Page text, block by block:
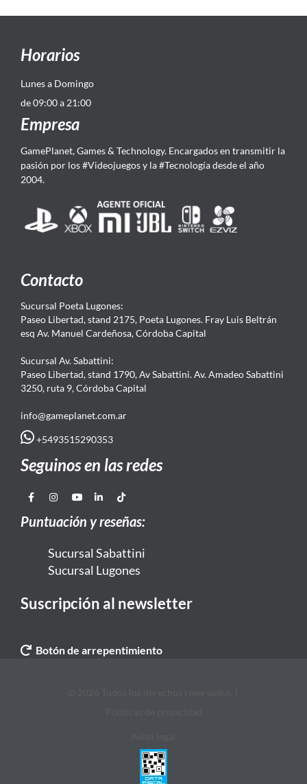
Horarios
Lunes a Domingo
de 09:00 a 21:00
Empresa
GamePlanet, Games & Technology. Encargados en transmitir la
pasión por los #Videojuegos y la #Tecnología desde el año
2004.
Contacto
Sucursal Poeta Lugones:
Paseo Libertad, stand 2175, Poeta Lugones. Fray Luis Beltrán
esq Av. Manuel Cardeñosa, Córdoba Capital
Sucursal Av. Sabattini:
Paseo Libertad, stand 1790, Av Sabattini. Av. Amadeo Sabattini
3250, ruta 9, Córdoba Capital
info@gameplanet.com.ar
+5493515290353
Seguinos en las redes
Puntuación y reseñas:
Sucursal Sabattini
Sucursal Lugones
Suscripción al newsletter
Botón de arrepentimiento